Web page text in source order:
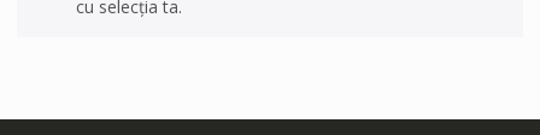
cu selecția ta.